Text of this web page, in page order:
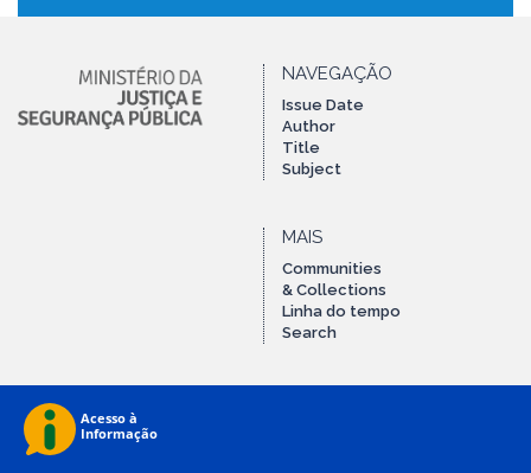
NAVEGAÇÃO
Issue Date
Author
Title
Subject
MAIS
Communities
& Collections
Linha do tempo
Search